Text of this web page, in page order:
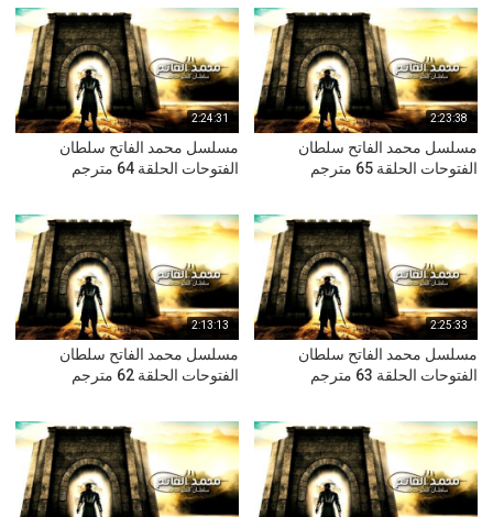
2:23:38
مسلسل محمد الفاتح سلطان
الفتوحات الحلقة 65 مترجم
2:24:31
مسلسل محمد الفاتح سلطان
الفتوحات الحلقة 64 مترجم
2:25:33
مسلسل محمد الفاتح سلطان
الفتوحات الحلقة 63 مترجم
2:13:13
مسلسل محمد الفاتح سلطان
الفتوحات الحلقة 62 مترجم